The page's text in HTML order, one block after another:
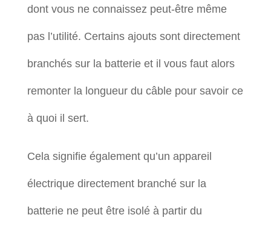
dont vous ne connaissez peut-être même
pas l’utilité. Certains ajouts sont directement
branchés sur la batterie et il vous faut alors
remonter la longueur du câble pour savoir ce
à quoi il sert.
Cela signifie également qu’un appareil
électrique directement branché sur la
batterie ne peut être isolé à partir du